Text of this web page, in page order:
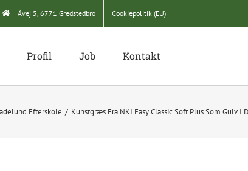
Åvej 5, 6771 Gredstedbro Cookiepolitik (EU)
Profil Job Kontakt
Efterskole Kunstgræs Fra NKI Easy Classic Soft Plus Som Gulv